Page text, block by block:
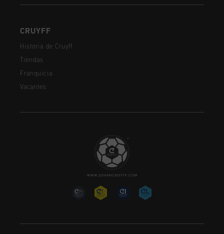
CRUYFF
Historia de Cruyff
Tiendas
Franquicia
Vacantes